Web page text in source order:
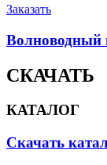
Заказать
Волноводный
СКАЧАТЬ
КАТАЛОГ
Скачать